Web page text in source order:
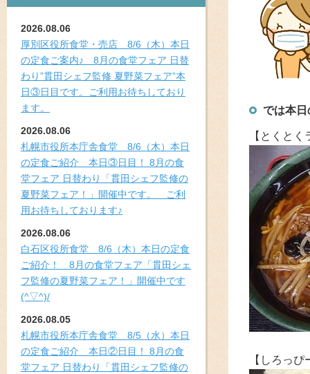
2026.08.06
厚別区役所食堂・売店 8/6（木）本日
の定食ご案内♪ 8月の食堂フェア 日替
わり”貫田シェフ監修 夏野菜フェア”本
日③日目です。ご利用お待ちしており
ます。
2026.08.06
札幌市役所本庁舎食堂 8/6（木）本日
の定食ご紹介 本日③日目！ 8月の食
堂フェア 日替わり「貫田シェフ監修の
夏野菜フェア！」開催中です。 ご利
用お待ちしております♪
2026.08.06
白石区役所食堂 8/6（木）本日の定食
ご紹介！ 8月の食堂フェア「貫田シェ
フ監修の夏野菜フェア！」開催中です
(^▽^)/
2026.08.05
札幌市役所本庁舎食堂 8/5（水）本日
の定食ご紹介 本日②日目！ 8月の食
堂フェア 日替わり「貫田シェフ監修の
では本日
【とくと
【しろっ